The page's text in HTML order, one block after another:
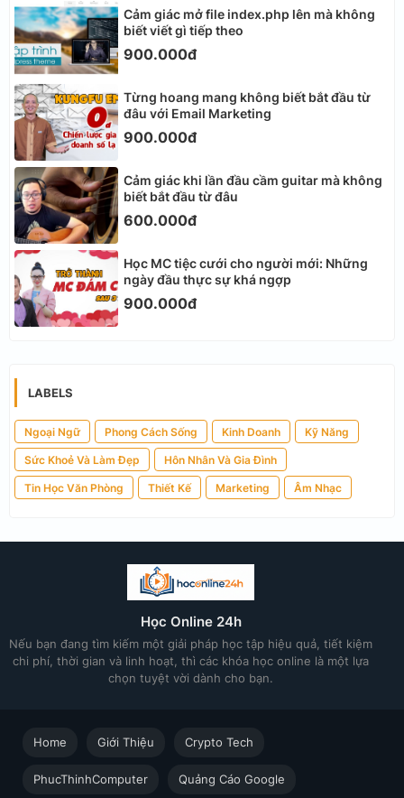
Cảm giác mở file index.php lên mà không
biết viết gì tiếp theo
900.000đ
Từng hoang mang không biết bắt đầu từ
đâu với Email Marketing
900.000đ
Cảm giác khi lần đầu cầm guitar mà không
biết bắt đầu từ đâu
600.000đ
Học MC tiệc cưới cho người mới: Những
ngày đầu thực sự khá ngợp
900.000đ
LABELS
Ngoại Ngữ Phong Cách Sống Kinh Doanh Kỹ Năng
Sức Khoẻ Và Làm Đẹp Hôn Nhân Và Gia Đình
Tin Học Văn Phòng Thiết Kế Marketing Âm Nhạc
Học Online 24h
Nếu bạn đang tìm kiếm một giải pháp học tập hiệu quả, tiết kiệm
chi phí, thời gian và linh hoạt, thì các khóa học online là một lựa
chọn tuyệt vời dành cho bạn.
Home Giới Thiệu Crypto Tech
PhucThinhComputer Quảng Cáo Google